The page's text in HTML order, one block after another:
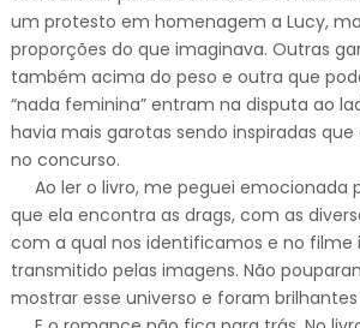
um protesto em homenagem a Lucy,
proporções do que imaginava. Outras
também acima do peso e outra que
“nada feminina” entram na disputa ao
havia mais garotas sendo inspiradas
no concurso.
Ao ler o livro, me peguei emocionada
que ela encontra as drags, com as
com a qual nos identificamos e no filme
transmitido pelas imagens. Não
mostrar esse universo e foram